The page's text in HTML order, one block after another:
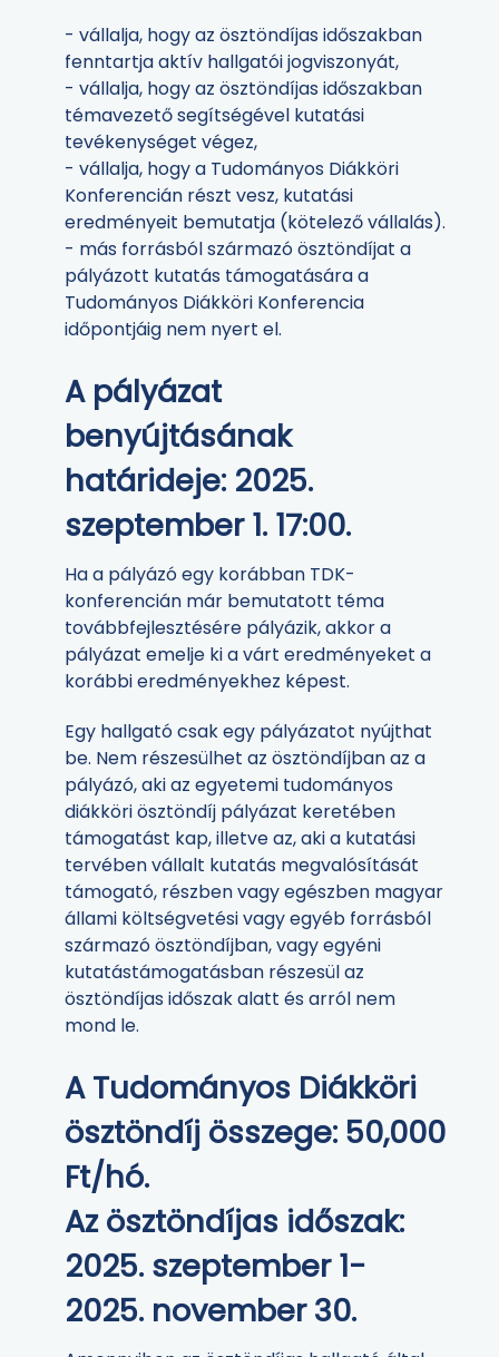
- vállalja, hogy az ösztöndíjas időszakban
fenntartja aktív hallgatói jogviszonyát,
- vállalja, hogy az ösztöndíjas időszakban
témavezető segítségével kutatási
tevékenységet végez,
- vállalja, hogy a Tudományos Diákköri
Konferencián részt vesz, kutatási
eredményeit bemutatja (kötelező vállalás).
- más forrásból származó ösztöndíjat a
pályázott kutatás támogatására a
Tudományos Diákköri Konferencia
időpontjáig nem nyert el.
A pályázat
benyújtásának
határideje: 2025.
szeptember 1. 17:00.
Ha a pályázó egy korábban TDK-
konferencián már bemutatott téma
továbbfejlesztésére pályázik, akkor a
pályázat emelje ki a várt eredményeket a
korábbi eredményekhez képest.
Egy hallgató csak egy pályázatot nyújthat
be. Nem részesülhet az ösztöndíjban az a
pályázó, aki az egyetemi tudományos
diákköri ösztöndíj pályázat keretében
támogatást kap, illetve az, aki a kutatási
tervében vállalt kutatás megvalósítását
támogató, részben vagy egészben magyar
állami költségvetési vagy egyéb forrásból
származó ösztöndíjban, vagy egyéni
kutatástámogatásban részesül az
ösztöndíjas időszak alatt és arról nem
mond le.
A Tudományos Diákköri
ösztöndíj összege: 50,000
Ft/hó.
Az ösztöndíjas időszak:
2025. szeptember 1-
2025. november 30.